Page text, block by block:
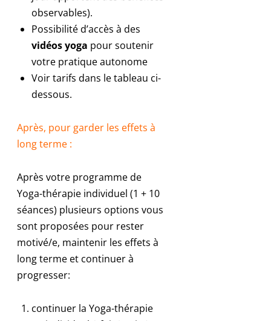
observables).
Possibilité d’accès à des
vidéos yoga pour soutenir
votre pratique autonome
Voir tarifs dans le tableau ci-
dessous.
Après, pour garder les effets à
long terme :
Après votre programme de
Yoga-thérapie individuel (1 + 10
séances) plusieurs options vous
sont proposées pour rester
motivé/e, maintenir les effets à
long terme et continuer à
progresser:
continuer la Yoga-thérapie